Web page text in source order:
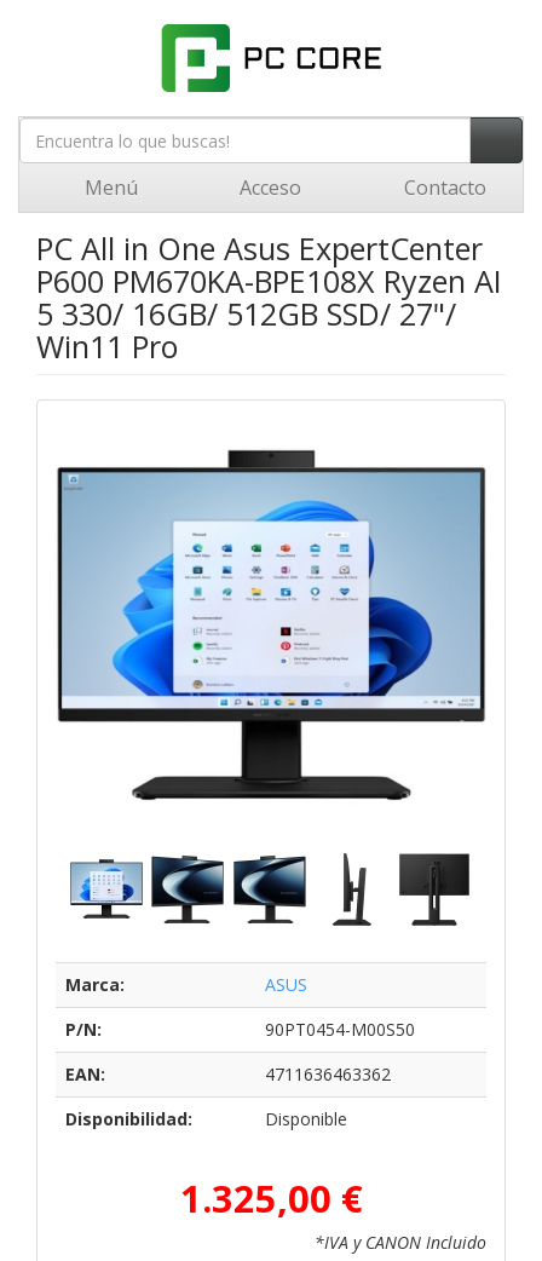
Menú Acceso Contacto
PC All in One Asus ExpertCenter
P600 PM670KA-BPE108X Ryzen AI
5 330/ 16GB/ 512GB SSD/ 27"/
Win11 Pro
Marca:
ASUS
P/N:
90PT0454-M00S50
EAN:
4711636463362
Disponibilidad:
Disponible
1.325,00 €
*IVA y CANON Incluido